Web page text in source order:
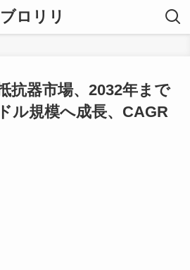
ブロリリ
抗器市場、2032年まで
ル規模へ成長、CAGR